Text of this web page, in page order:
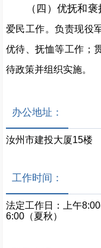
（四）优抚和
爱民工作。负责现役
优待、抚恤等工作；
待政策并组织实施。
办公地址：
汝州市建投大厦15楼
工作时间：
法定工作日：上午
6:00（夏秋）